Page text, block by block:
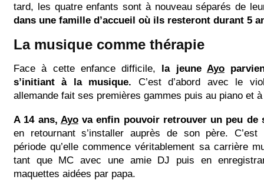
tard, les quatre enfants sont à nouveau séparés de
dans une famille d’accueil où ils resteront durant 5
La musique comme thérapie
Face à cette enfance difficile, la jeune Ayo
s’initiant à la musique. C’est d’abord avec le
allemande fait ses premières gammes puis au piano et
A 14 ans, Ayova enfin pouvoir retrouver un peu de
en retournant s’installer auprès de son père. C’est
période qu’elle commence véritablement sa carrière
tant que MC avec une amie DJ puis en
maquettes aidées par papa.